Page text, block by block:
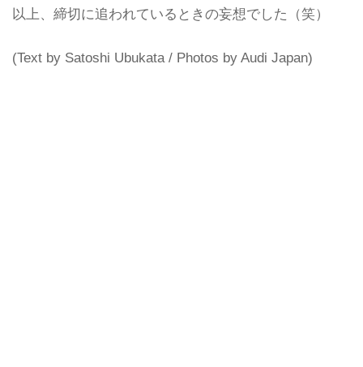
以上、締切に追われているときの妄想でした（笑）
(Text by Satoshi Ubukata / Photos by Audi Japan)